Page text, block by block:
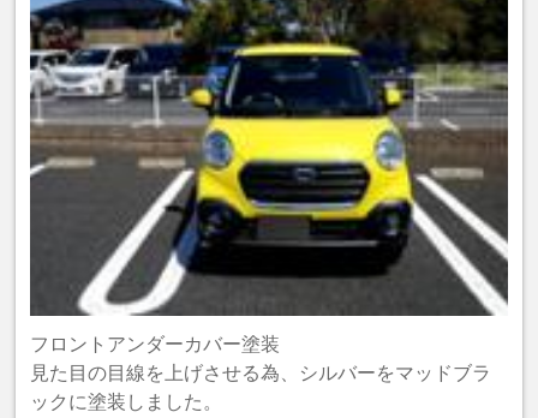
フロントアンダーカバー塗装
見た目の目線を上げさせる為、シルバーをマッドブラ
ックに塗装しました。